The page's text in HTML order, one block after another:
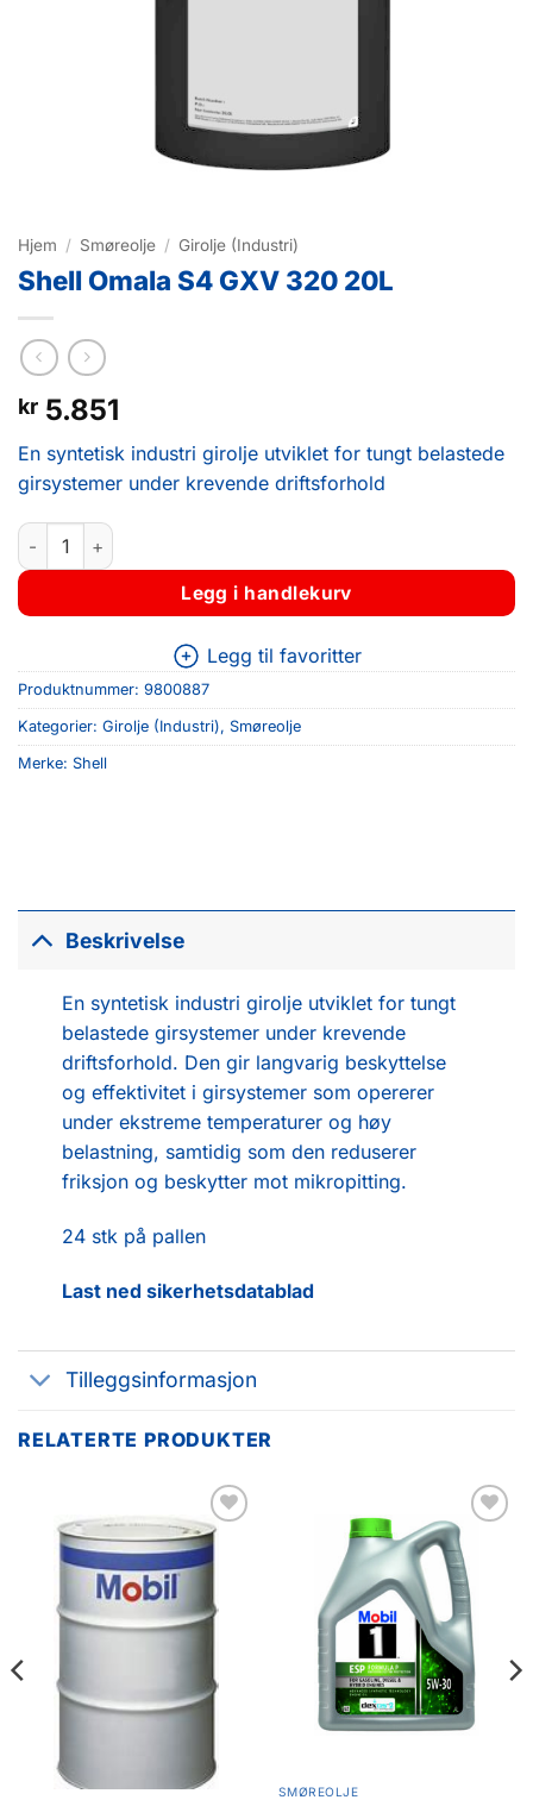
Hjem / Smøreolje / Girolje (Industri)
Shell Omala S4 GXV 320 20L
kr 5.851
En syntetisk industri girolje utviklet for tungt belastede
girsystemer under krevende driftsforhold
Shell Omala S4 GXV 320 20L antall
Legg i handlekurv
Legg til favoritter
Produktnummer: 9800887
Kategorier: Girolje (Industri), Smøreolje
Merke: Shell
Beskrivelse
En syntetisk industri girolje utviklet for tungt
belastede girsystemer under krevende
driftsforhold. Den gir langvarig beskyttelse
og effektivitet i girsystemer som opererer
under ekstreme temperaturer og høy
belastning, samtidig som den reduserer
friksjon og beskytter mot mikropitting.
24 stk på pallen
Last ned sikerhetsdatablad
Tilleggsinformasjon
RELATERTE PRODUKTER
Legg til
favoritter
Legg til
favoritter
SMØREOLJE